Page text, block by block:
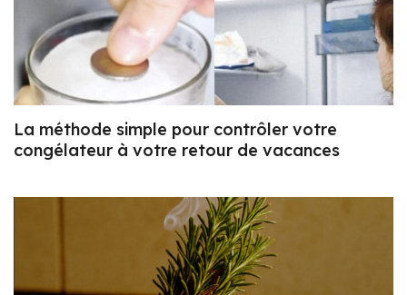
La méthode simple pour contrôler votre
congélateur à votre retour de vacances